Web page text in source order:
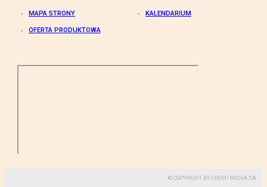
MAPA STRONY KALENDARIUM
OFERTA PRODUKTOWA
© COPYRIGHT BY GREMI MEDIA SA